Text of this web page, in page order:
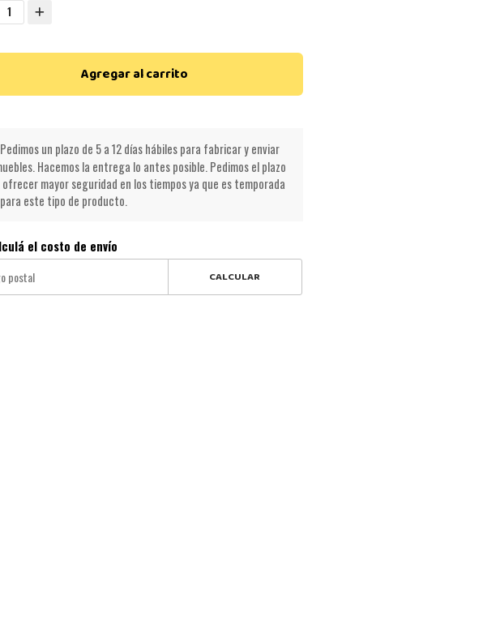
1
Agregar al carrito
Pedimos un plazo de 5 a 12 días hábiles para fabricar y enviar
Hacemos la entrega lo antes posible. Pedimos el plazo
ofrecer mayor seguridad en los tiempos ya que es temporada
este tipo de producto.
el costo de envío
CALCULAR